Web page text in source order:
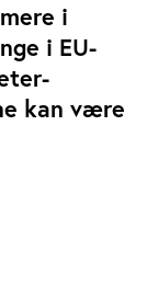
i
i EU-
kan være